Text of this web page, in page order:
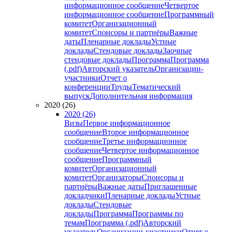
информационное сообщениеЧетвертое
информационное сообщениеПрограммный
комитетОрганизационный
комитетСпонсоры и партнёрыВажные
датыПленарные докладыУстные
докладыСтендовые докладыЗаочные
стендовые докладыПрограммаПрограмма
(.pdf)Авторский указательОрганизации-
участникиОтчет о
конференцииТрудыТематический
выпускДополнительная информация
2020 (26)
2020 (26)
ВизыПервое информационное
сообщениеВторое информационное
сообщениеТретье информационное
сообщениеЧетвертое информационное
сообщениеПрограммный
комитетОрганизационный
комитетОрганизаторыСпонсоры и
партнёрыВажные датыПриглашенные
докладчикиПленарные докладыУстные
докладыСтендовые
докладыПрограммаПрограммы по
темамПрограмма (.pdf)Авторский